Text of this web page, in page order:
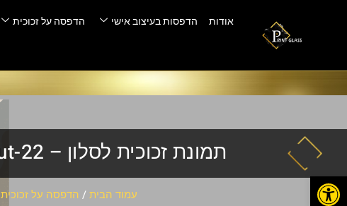
פתח סרגל נגישות
אודות הדפסות בעיצוב אישי הדפסה על זכוכית
תמונת זכוכית לסלון – shut-22
עמוד הבית/ הדפסה על זכוכית